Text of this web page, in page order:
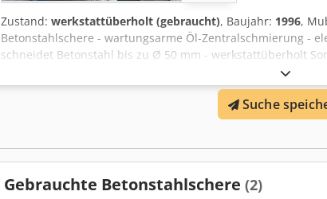
Zustand: werkstattüberholt (gebraucht), Baujahr: 1996,
Betonstahlschere - wartungsarme Öl-Zentralschmierung -
schneidet Betonstahl bis zu Ø 50 mm - werkstattüberholt
Anfrage. Inzahlungnahme von gebrauchten Maschinen.
möglich.
Suche
Gebrauchte Betonstahlschere (2)